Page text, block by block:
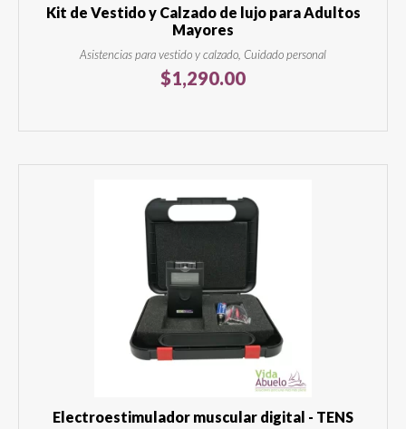
Kit de Vestido y Calzado de lujo para Adultos
Mayores
Asistencias para vestido y calzado, Cuidado personal
$1,290.00
Electroestimulador muscular digital - TENS